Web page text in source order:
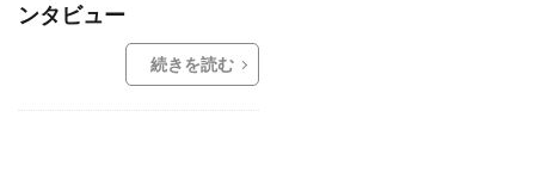
ンタビュー
続きを読む